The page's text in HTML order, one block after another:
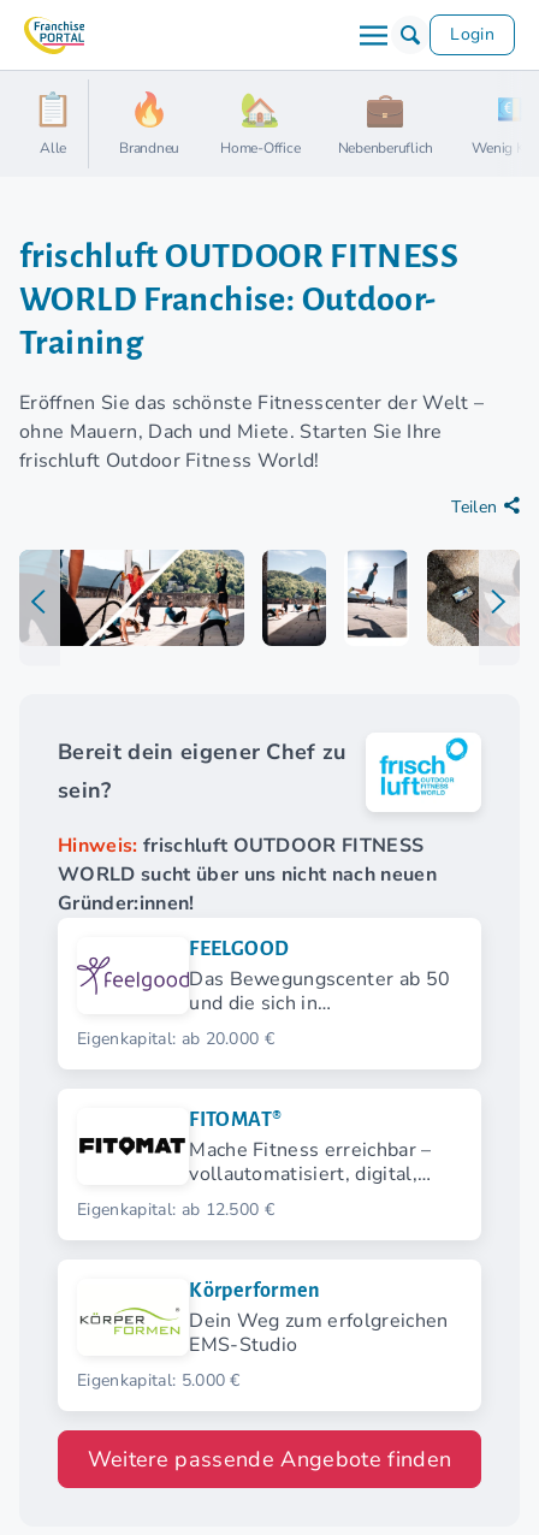
Login
Alle Brandneu Home-Office Nebenberuflich Wenig
frischluft OUTDOOR FITNESS
WORLD Franchise: Outdoor-
Training
Eröffnen Sie das schönste Fitnesscenter der Welt –
ohne Mauern, Dach und Miete. Starten Sie Ihre
frischluft Outdoor Fitness World!
Teilen
Bereit dein eigener Chef zu
sein?
Hinweis: frischluft OUTDOOR FITNESS
WORLD sucht über uns nicht nach neuen
Gründer:innen!
FEELGOOD
Das Bewegungscenter ab 50
und die sich in
herkömmlichen
Fitnessstudios nicht
wohlfühlen.
Eigenkapital: ab 20.000 €
FITOMAT®
Mache Fitness erreichbar –
vollautomatisiert, digital,
smart und nahezu
personallos.
Eigenkapital: ab 12.500 €
Körperformen
Dein Weg zum erfolgreichen
EMS-Studio
Eigenkapital: 5.000 €
Weitere passende Angebote finden